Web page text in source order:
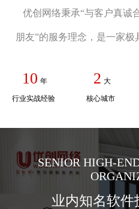
优创网络秉承“与客户真诚
朋友”的服务理念，是一家极
10 年
行业实战经验
2 大
核心城市
SENIOR HIGH-
业内知名软件